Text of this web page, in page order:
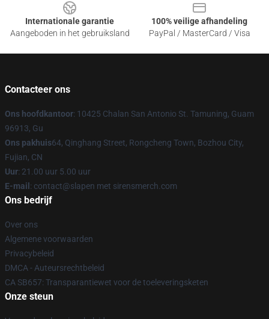
Internationale garantie
Aangeboden in het gebruiksland
100% veilige afhandeling
PayPal / MasterCard / Visa
Contacteer ons
Ons hoofdkantoor: 10425 Chalan San Antonio St. Tamuning, Guam
96913, Gu
Ons pakhuis64, Qinghang Street, Rongcheng Town, Bozhou City,
Fujian, CN
Uur: 21.00 uur 5.00 uur
E-mail : contact@slapen met sirensmerch.com
Ons bedrijf
Over ons
Algemene voorwaarden
Privacybeleid
DMCA - Auteursrechtbeleid
CA SB657: Transparantiewet voor de toeleveringsketen
Onze steun